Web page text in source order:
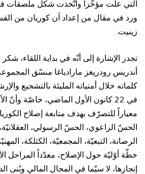
التي علت مؤخّراً واتّخذت شكل ملصقات
ورد في مقال من إعداد آن كوريان من
زينيت.
تجدر الإشارة إلى أنّه في بداية اللقاء، شكر
أندريس رودريغز مارادياغا منسّق
كلماته خلال أمنياته المليئة بالتشجيع
معياراً للتصرّف بهدف متابعة إصلاح
الحسّ الراعوي، الحسّ الرسولي، العقلانيّة،
الرصانة، التبعيّة، المجمعيّة، الكثلكة،
خطّة أوّليّة حول الإصلاح، معدّداً المراحل
إنجازها، لا سيّما في المجال المالي وبُنى